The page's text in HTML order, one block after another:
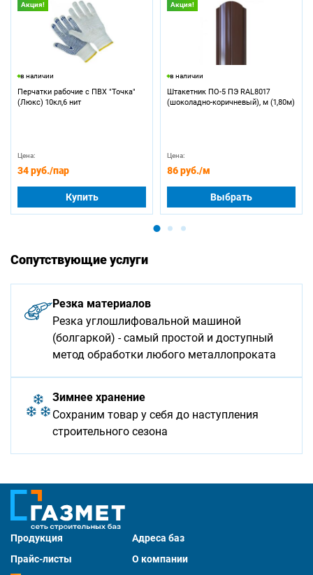
Акция!
в наличии
Перчатки рабочие с ПВХ "Точка"
(Люкс) 10кл,6 нит
Цена:
34 руб./пар
Купить
Акция!
в наличии
Штакетник ПО-5 ПЭ RAL8017
(шоколадно-коричневый), м (1,80м)
Цена:
86 руб./м
Выбрать
Сопутствующие услуги
Резка материалов
Резка углошлифовальной машиной
(болгаркой) - самый простой и доступный
метод обработки любого металлопроката
Зимнее хранение
Сохраним товар у себя до наступления
строительного сезона
Продукция
Адреса баз
Прайс-листы
О компании